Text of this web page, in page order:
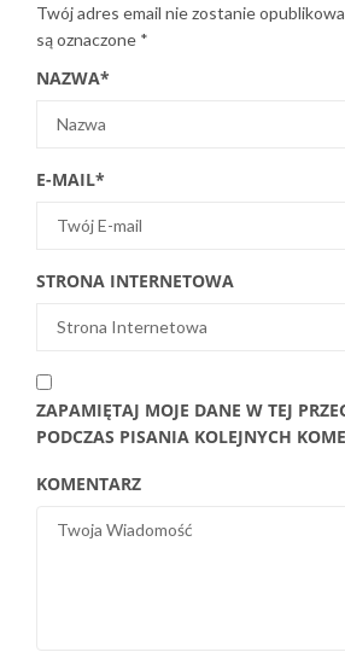
Twój adres email nie zostanie
są oznaczone *
NAZWA*
E-MAIL*
STRONA INTERNETOWA
ZAPAMIĘTAJ MOJE DANE W TEJ
PODCZAS PISANIA KOLEJNYCH
KOMENTARZ